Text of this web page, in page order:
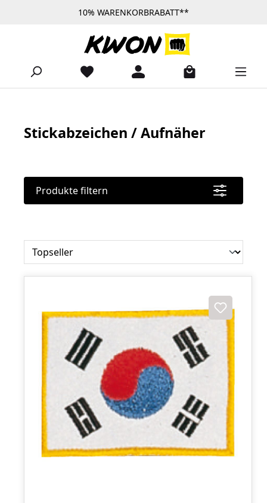
Zum Hauptinhalt springen10% WARENKORBRABATT**
Stickabzeichen / Aufnäher
Produkte filtern